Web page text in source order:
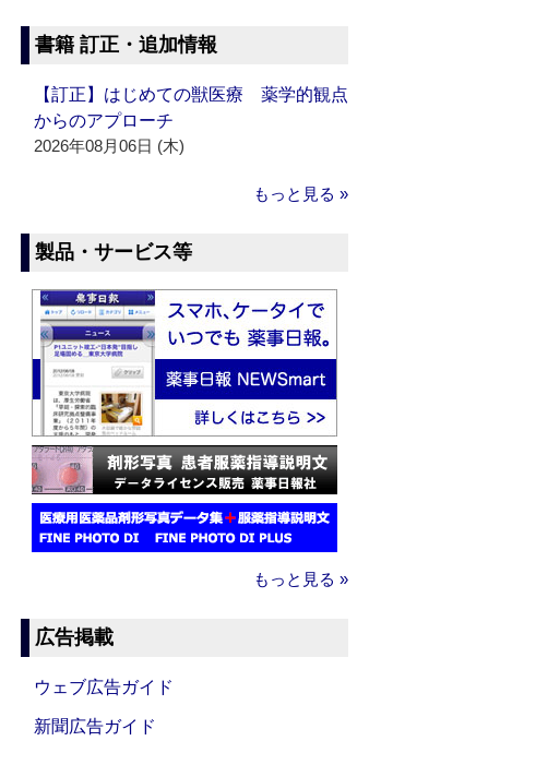
書籍 訂正・追加情報
【訂正】はじめての獣医療 薬学的観点
からのアプローチ
2026年08月06日 (木)
もっと見る »
製品・サービス等
もっと見る »
広告掲載
ウェブ広告ガイド
新聞広告ガイド